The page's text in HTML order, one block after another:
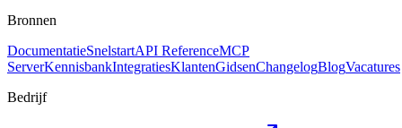
Bronnen
DocumentatieSnelstartAPI ReferenceMCP
ServerKennisbankIntegratiesKlantenGidsenChangelogBlogVacatures
Bedrijf